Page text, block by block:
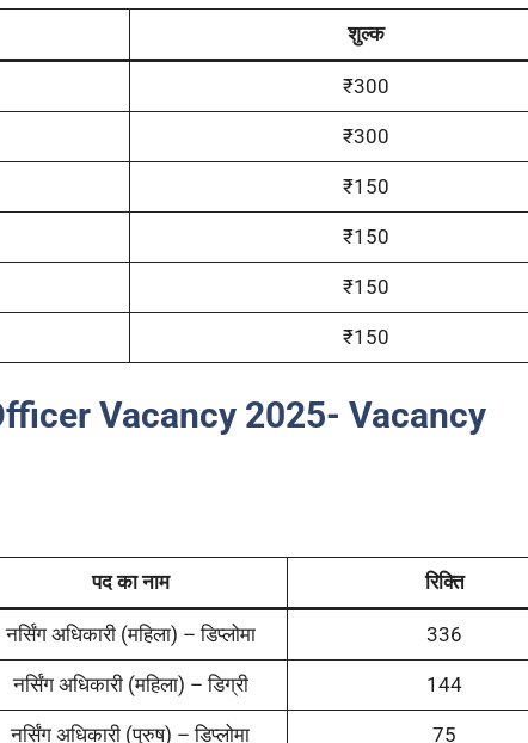
शुल्क
₹300
₹300
₹150
₹150
₹150
₹150
Vacancy 2025- Vacancy
पद का नाम रिक्ति
नर्सिंग अधिकारी (महिला) – डिप्लोमा 336
नर्सिंग अधिकारी (महिला) – डिग्री 144
नर्सिंग अधिकारी (पुरुष) – डिप्लोमा 75